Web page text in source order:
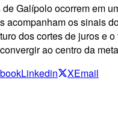
Galípolo ocorrem em
acompanham os sinais
dos cortes de juros e
ao centro da
Linkedin XEmail